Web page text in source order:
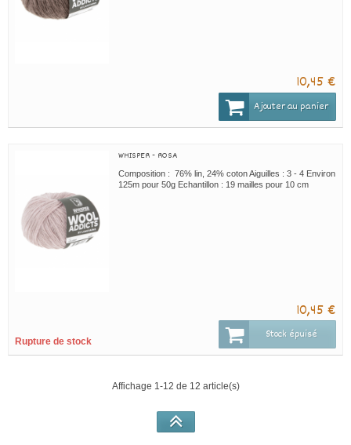
10,45 €
Ajouter au panier
WHISPER - ROSA
Composition : 76% lin, 24% coton Aiguilles : 3 - 4 Environ
125m pour 50g Echantillon : 19 mailles pour 10 cm
10,45 €
Rupture de stock Stock épuisé
Affichage 1-12 de 12 article(s)